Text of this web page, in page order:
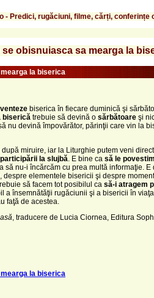
- Predici, rugăciuni, filme, cărți, conferințe
obisnuiasca sa mearga la
la biserica
biserica în fiecare duminică şi
biserică trebuie să devină o sărbătoare şi
nu devină împovărător, părinţii care vin la
miruire, iar la Liturghie putem veni
la slujbă . E bine ca să le
să nu-i încărcăm cu prea multă informaţie. E
, despre elementele bisericii şi despre
să facem tot posibilul ca să-i atragem
a însemnătăţii rugăciunii şi a bisericii în
faţă de acestea.
, traducere de Lucia Ciornea, Editura
la biserica